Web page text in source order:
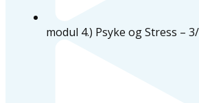
modul 4.) Psyke og Stress –